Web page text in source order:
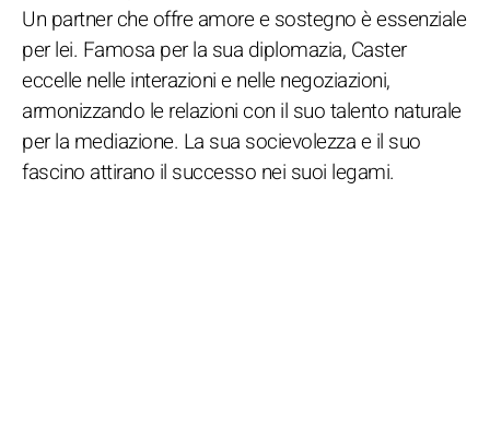
Un partner che offre amore e sostegno è essenziale
per lei. Famosa per la sua diplomazia, Caster
eccelle nelle interazioni e nelle negoziazioni,
armonizzando le relazioni con il suo talento naturale
per la mediazione. La sua socievolezza e il suo
fascino attirano il successo nei suoi legami.